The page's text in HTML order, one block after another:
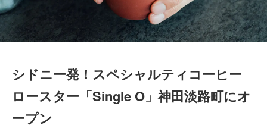
シドニー発！スペシャルティコーヒー
ロースター「Single O」神田淡路町にオ
ープン